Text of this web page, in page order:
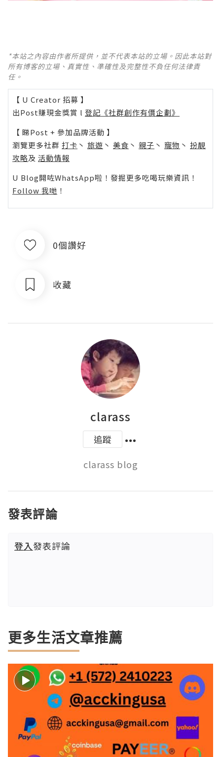
*本站之內容由作者所提供，並不代表本站的立場。因此本站對
所有博客的立場、真實性、準確性及完整性不負任何法律責
任。
【 U Creator 招募 】
出Post賺現金獎賞 l 登記《社群創作有價企劃》
【 睇Post + 參加品牌活動 】
瀏覽更多社群 打卡 丶 旅遊 丶 美食 丶 親子 丶 寵物 丶 扮靚
攻略及 活動情報
U Blog開咗WhatsApp啦！發掘更多吃喝玩樂資訊！
Follow 我哋 ！
0個讚好
收藏
clarass
追蹤
clarass blog
發表評論
登入發表評論
更多生活文章推薦